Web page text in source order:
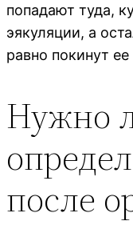
попадают туда,
эякуляции, а
равно покинут
Нужно
после